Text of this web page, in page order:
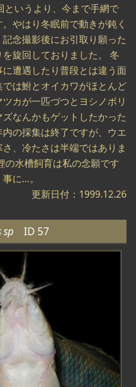
いうより、今まで手網で
やはり冬眠前で動きが鈍く
念撮影後にお引取り願った
旋回しておりました。 冬
遭遇したり普段とは違う面
は鮒とオイカワがほとんど
カが一匹づつとヨシノボリ
なんかもゲットしたかった
の採集は終了ですが、ウエ
、冷たさは半端ではありま
の水槽飼育は私の念願です
に…。
更新日付：1999.12.26
sp ID 57